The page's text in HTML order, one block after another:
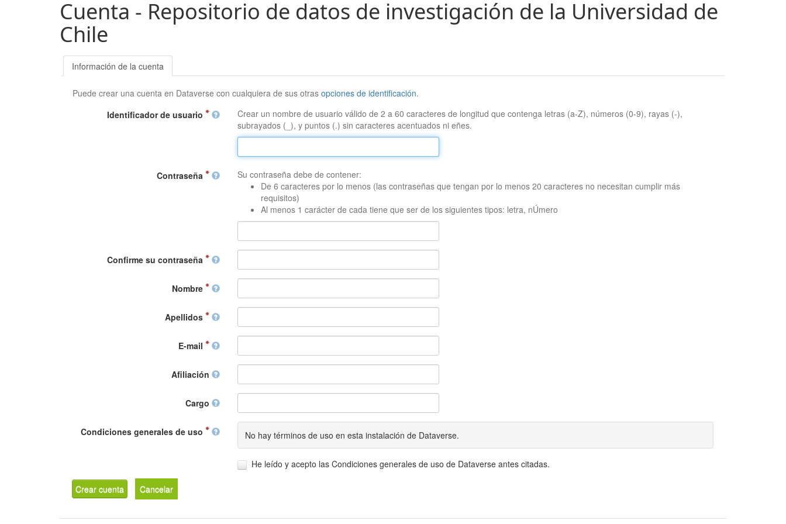
Cuenta - Repositorio de datos de investigación de la Universidad de
Chile
Información de la cuenta
Puede crear una cuenta en Dataverse con cualquiera de sus otrasopciones de identificación.
Identificador de usuario
Crear un nombre de usuario válido de 2 a 60 caracteres de longitud que contenga letras (a-Z), números (0-9), rayas (-),
subrayados (_), y puntos (.) sin caracteres acentuados ni eñes.
Contraseña
Su contraseña debe de contener:
De 6 caracteres por lo menos (las contraseñas que tengan por lo menos 20 caracteres no necesitan cumplir más
requisitos)
Al menos 1 carácter de cada tiene que ser de los siguientes tipos: letra, nÚmero
Confirme su contraseña
Nombre
Apellidos
E-mail
Afiliación
Cargo
Condiciones generales de uso No hay términos de uso en esta instalación de Dataverse.
He leído y acepto las Condiciones generales de uso de Dataverse antes citadas.
Crear cuenta Cancelar